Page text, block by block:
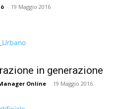
- 19 Maggio 2016
in generazione
Online - 19 Maggio 2016